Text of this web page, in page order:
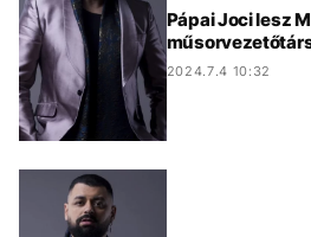
Pápai Joci lesz
2024.7.4 10:32